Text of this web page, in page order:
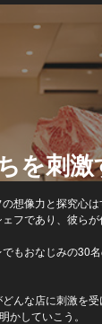
を刺激
想像力と探究心
フであり、彼らが
もおなじみの30
んな店に刺激を
かしていこう。